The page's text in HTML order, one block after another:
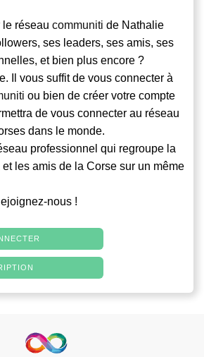
le réseau communiti de Nathalie
ses leaders, ses amis, ses
et bien plus encore ?
Il vous suffit de vous connecter à
ou bien de créer votre compte
de vous connecter au réseau
dans le monde.
professionnel qui regroupe la
les amis de la Corse sur un même
nous !